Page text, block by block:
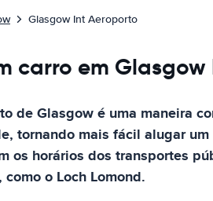
Glasgow Int Aeroporto
carro em
de Glasgow é uma maneira
tornando mais fácil alugar
os horários dos transportes
o Loch Lomond.